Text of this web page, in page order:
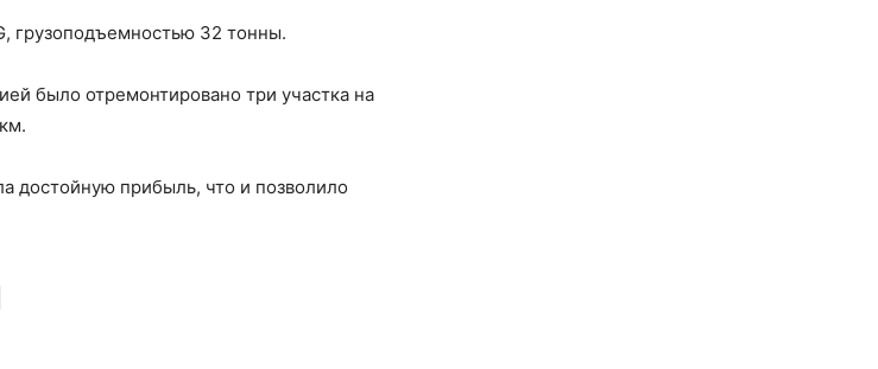
грузоподъемностью 32 тонны.
было отремонтировано три участка на
достойную прибыль, что и позволило